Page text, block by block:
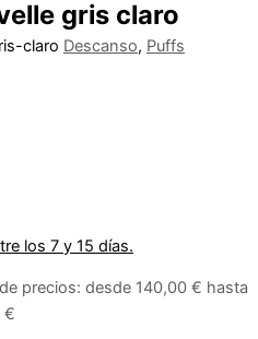
gris claro
claro Descanso, Puffs
los 7 y 15 días.
precios: desde 140,00 € hasta
€